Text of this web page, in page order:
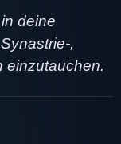
deine
,
einzutauchen.